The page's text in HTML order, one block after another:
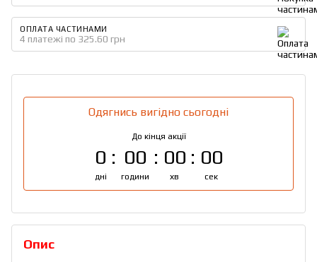
ОПЛАТА ЧАСТИНАМИ
4 платежі по 325.60 грн
Одягнись вигідно сьогодні
До кінця акції
0
дні
00
години
00
хв
00
сек
Опис